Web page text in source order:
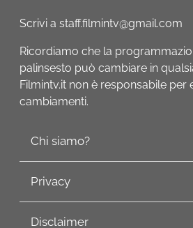
Scrivi a staff.filmintv@gmail.com
Ricordiamo che la
palinsesto può cambiare in
Filmintv.it non è responsabile per
cambiamenti.
Chi siamo?
Privacy
Disclaimer